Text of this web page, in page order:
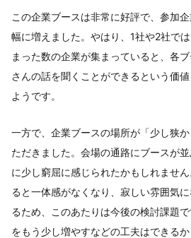
この企業ブースは非常に好評で、参加
幅に増えました。やはり、1社や2社で
まった数の企業が集まっていると、各
さんの話を聞くことができるという価
ようです。
一方で、企業ブースの場所が「少し狭
ただきました。会場の通路にブースが
に少し窮屈に感じられたかもしれませ
ると一体感がなくなり、寂しい雰囲気
るため、このあたりは今後の検討課題
をもう少し増やすなどの工夫はできる